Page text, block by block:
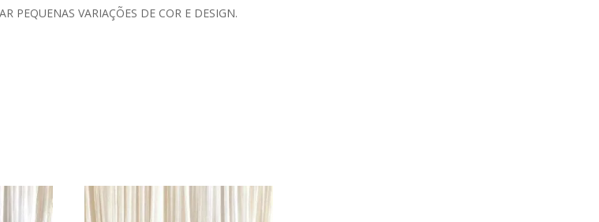
PEQUENAS VARIAÇÕES DE COR E DESIGN.